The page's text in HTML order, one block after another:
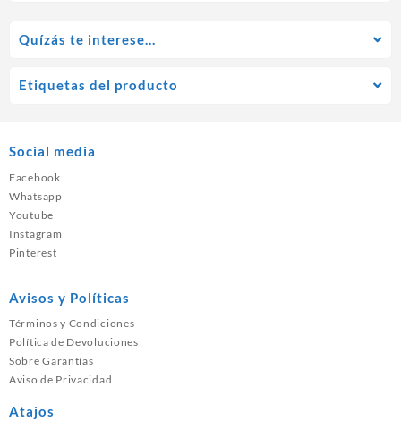
Quízás te interese…
Etiquetas del producto
Social media
Facebook
Whatsapp
Youtube
Instagram
Pinterest
Avisos y Políticas
Términos y Condiciones
Política de Devoluciones
Sobre Garantías
Aviso de Privacidad
Atajos